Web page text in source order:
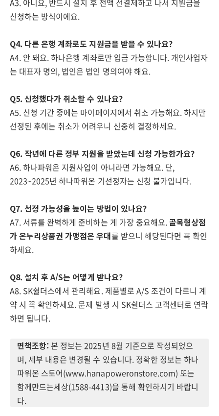
A3. 아니요, 반드시 설치 후 전액 선결제하고 나서 지원금을
신청하는 방식이에요.
Q4. 다른 은행 계좌로도 지원금을 받을 수 있나요?
A4. 안 돼요. 하나은행 계좌로만 입금 가능합니다. 개인사업자
는 대표자 명의, 법인은 법인 명의여야 해요.
Q5. 신청했다가 취소할 수 있나요?
A5. 신청 기간 중에는 마이페이지에서 취소 가능해요. 하지만
선정된 후에는 취소가 어려우니 신중히 결정하세요.
Q6. 작년에 다른 정부 지원을 받았는데 신청 가능한가요?
A6. 하나파워온 지원사업이 아니라면 가능해요. 단,
2023~2025년 하나파워온 기선정자는 신청 불가입니다.
Q7. 선정 가능성을 높이는 방법이 있나요?
A7. 서류를 완벽하게 준비하는 게 가장 중요해요. 골목형상점
가 온누리상품권 가맹점은 우대를 받으니 해당된다면 꼭 확인
하세요.
Q8. 설치 후 A/S는 어떻게 받나요?
A8. SK쉴더스에서 관리해요. 제품별로 A/S 조건이 다르니 계
약 시 꼭 확인하세요. 문제 발생 시 SK쉴더스 고객센터로 연락
하면 됩니다.
면책조항: 본 정보는 2025년 8월 기준으로 작성되었으
며, 세부 내용은 변경될 수 있습니다. 정확한 정보는 하나
파워온 스토어(www.hanapoweronstore.com) 또는
함께만드는세상(1588-4413)을 통해 확인하시기 바랍니
다.